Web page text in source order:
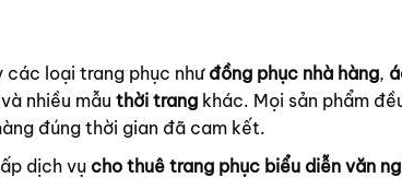
các loại trang phục như đồng phục nhà hàng,
nhiều mẫu thời trangkhác. Mọi sản phẩm
đúng thời gian đã cam kết.
dịch vụ cho thuê trang phục biểu diễn văn